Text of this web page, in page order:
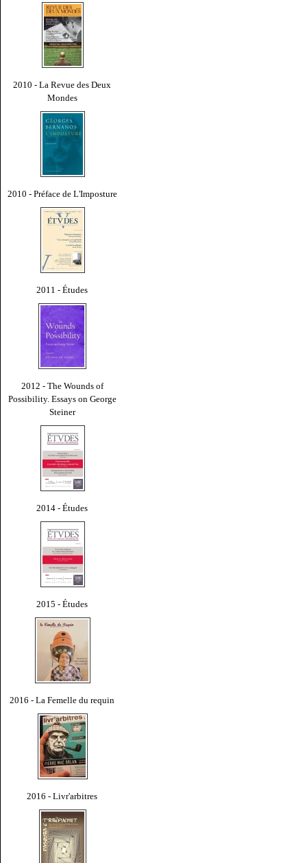
2010 - La Revue des Deux
Mondes
2010 - Préface de L'Imposture
2011 - Études
2012 - The Wounds of
Possibility. Essays on George
Steiner
2014 - Études
2015 - Études
2016 - La Femelle du requin
2016 - Livr'arbitres